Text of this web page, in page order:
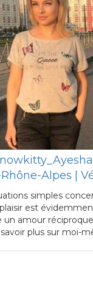
Alpes |
simples
est
un amour
plus sur moi-